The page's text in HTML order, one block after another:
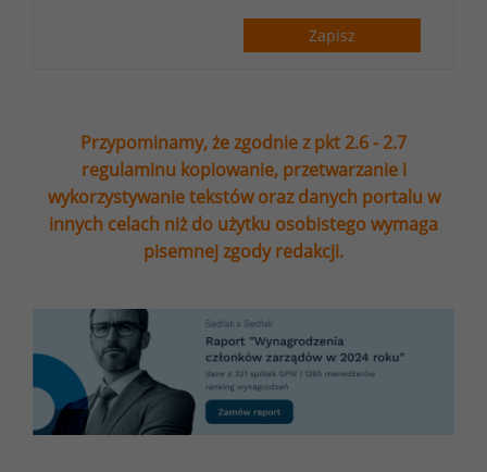
Zapisz
Przypominamy, że zgodnie z pkt 2.6 - 2.7
regulaminu kopiowanie, przetwarzanie i
wykorzystywanie tekstów oraz danych portalu w
innych celach niż do użytku osobistego wymaga
pisemnej zgody redakcji.